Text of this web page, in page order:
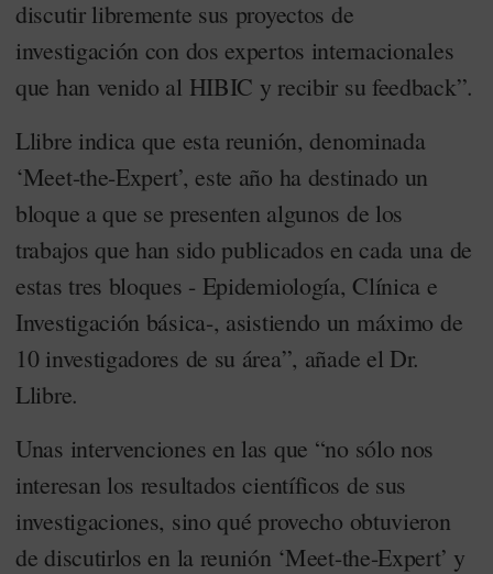
discutir libremente sus proyectos de
investigación con dos expertos internacionales
que han venido al HIBIC y recibir su feedback”.
Llibre indica que esta reunión, denominada
‘Meet-the-Expert’, este año ha destinado un
bloque a que se presenten algunos de los
trabajos que han sido publicados en cada una de
estas tres bloques - Epidemiología, Clínica e
Investigación básica-, asistiendo un máximo de
10 investigadores de su área”, añade el Dr.
Llibre.
Unas intervenciones en las que “no sólo nos
interesan los resultados científicos de sus
investigaciones, sino qué provecho obtuvieron
de discutirlos en la reunión ‘Meet-the-Expert’ y